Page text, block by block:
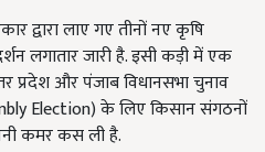
द्वारा लाए गए तीनों नए कृषि
लगातार जारी है. इसी कड़ी में एक
प्रदेश और पंजाब विधानसभा चुनाव
Election) के लिए किसान संगठनों
कमर कस ली है.